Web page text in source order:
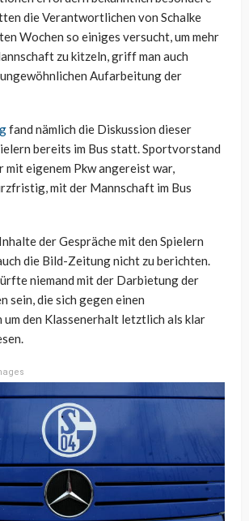
die Verantwortlichen von Schalke
Wochen so einiges versucht, um mehr
zu kitzeln, griff man auch
Aufarbeitung der
fand nämlich die Diskussion dieser
bereits im Bus statt. Sportvorstand
mit eigenem Pkw angereist war,
mit der Mannschaft im Bus
der Gespräche mit den Spielern
die Bild-Zeitung nicht zu berichten.
niemand mit der Darbietung der
sein, die sich gegen einen
den Klassenerhalt letztlich als klar